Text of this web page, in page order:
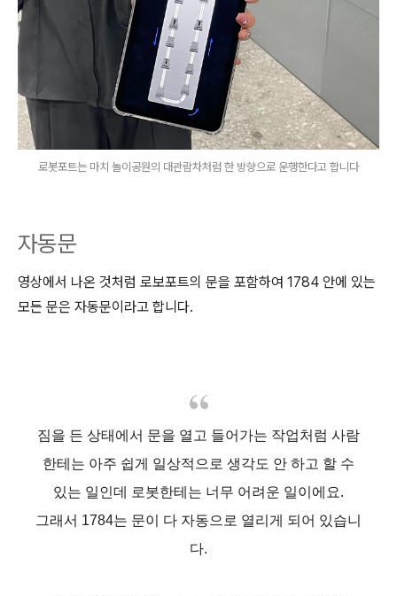
로봇포트는 마치 놀이공원의 대관람차처럼 한 방향으로 운행한다고 합니다
자동문
영상에서 나온 것처럼 로보포트의 문을 포함하여 1784 안에 있는
모든 문은 자동문이라고 합니다.
짐을 든 상태에서 문을 열고 들어가는 작업처럼 사람
한테는 아주 쉽게 일상적으로 생각도 안 하고 할 수
있는 일인데 로봇한테는 너무 어려운 일이에요.
그래서 1784는 문이 다 자동으로 열리게 되어 있습니
다.